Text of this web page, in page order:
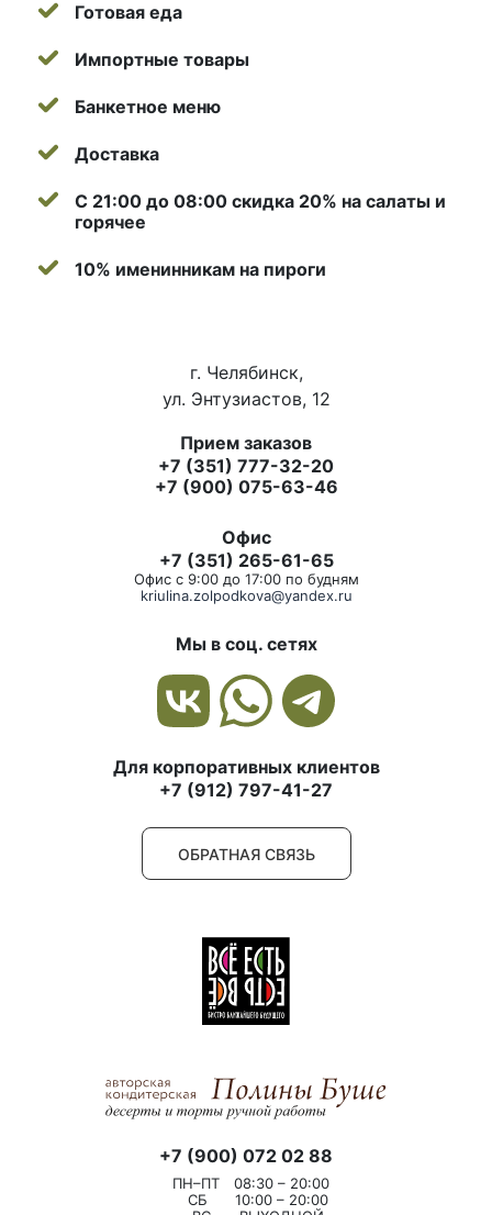
Готовая еда
Импортные товары
Банкетное меню
Доставка
С 21:00 до 08:00 скидка 20% на салаты и
горячее
10% именинникам на пироги
г. Челябинск,
ул. Энтузиастов, 12
Прием заказов
+7 (351) 777-32-20
+7 (900) 075-63-46
Офис
+7 (351) 265-61-65
Офис с 9:00 до 17:00 по будням
kriulina.zolpodkova@yandex.ru
Мы в соц. сетях
Для корпоративных клиентов
+7 (912) 797-41-27
ОБРАТНАЯ СВЯЗЬ
+7 (900) 072 02 88
ПН–ПТ
08:30 – 20:00
СБ
10:00 – 20:00